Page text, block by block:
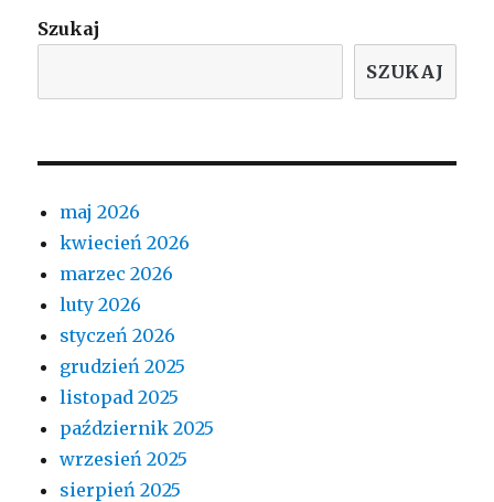
Szukaj
SZUKAJ
maj 2026
kwiecień 2026
marzec 2026
luty 2026
styczeń 2026
grudzień 2025
listopad 2025
październik 2025
wrzesień 2025
sierpień 2025